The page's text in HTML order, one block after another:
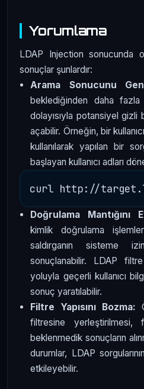
Yorumlama
LDAP Injection sonucunda
sonuçlar şunlardır:
Arama Sonucunu
beklediğinden daha
dolayısıyla potansiyel gizli
açabilir. Örneğin, bir
kullanılarak yapılan bir
başlayan kullanıcı adları
Doğrulama Mantığını
kimlik doğrulama
saldırganın sisteme
sonuçlanabilir. LDAP filtre
yoluyla geçerli kullanıcı
sonuç yaratılabilir.
Filtre Yapısını Bozma:
filtresine yerleştirilmesi,
beklenmedik sonuçların
durumlar, LDAP
etkileyebilir.